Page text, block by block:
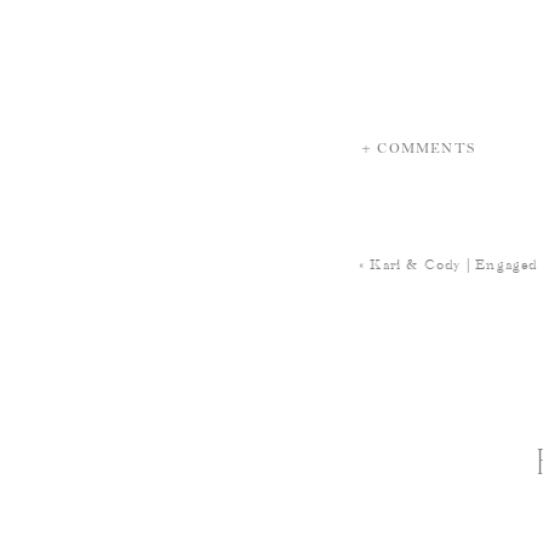
+ COMMENTS
«Kari & Cody | Engaged